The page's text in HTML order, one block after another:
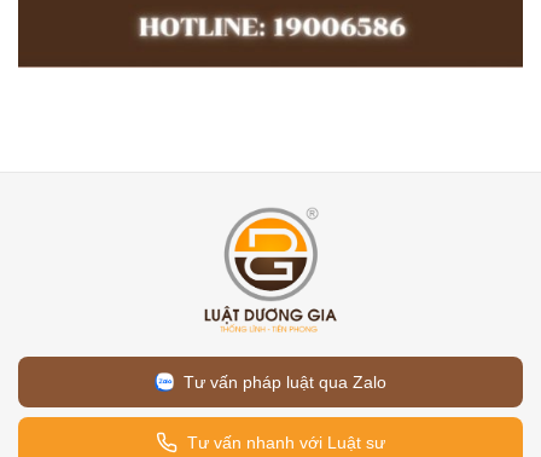
Tư vấn pháp luật qua Zalo
Tư vấn nhanh với Luật sư